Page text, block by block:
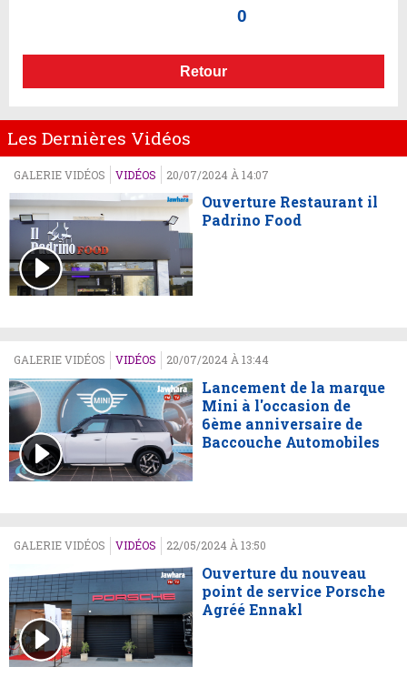
0
Retour
Les Dernières Vidéos
GALERIE VIDÉOS VIDÉOS 20/07/2024 À 14:07
Ouverture Restaurant il
Padrino Food
GALERIE VIDÉOS VIDÉOS 20/07/2024 À 13:44
Lancement de la marque
Mini à l'occasion de
6ème anniversaire de
Baccouche Automobiles
GALERIE VIDÉOS VIDÉOS 22/05/2024 À 13:50
Ouverture du nouveau
point de service Porsche
Agréé Ennakl